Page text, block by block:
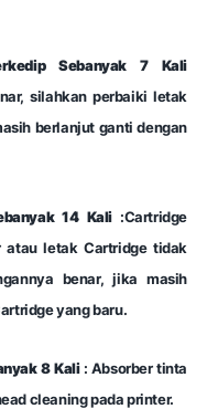
Sebanyak 7 Kali
silahkan perbaiki letak
berlanjut ganti dengan
14 Kali:Cartridge
atau letak Cartridge tidak
benar, jika masih
yang baru.
8 Kali: Absorber tinta
cleaning pada printer.